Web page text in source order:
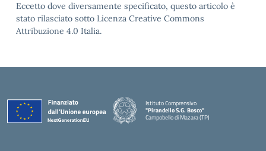
Eccetto dove diversamente specificato, questo articolo è
stato rilasciato sotto Licenza Creative Commons
Attribuzione 4.0 Italia.
Istituto Comprensivo
"Pirandello S.G. Bosco"
Campobello di Mazara (TP)
— Visita la pagina iniziale della scuola